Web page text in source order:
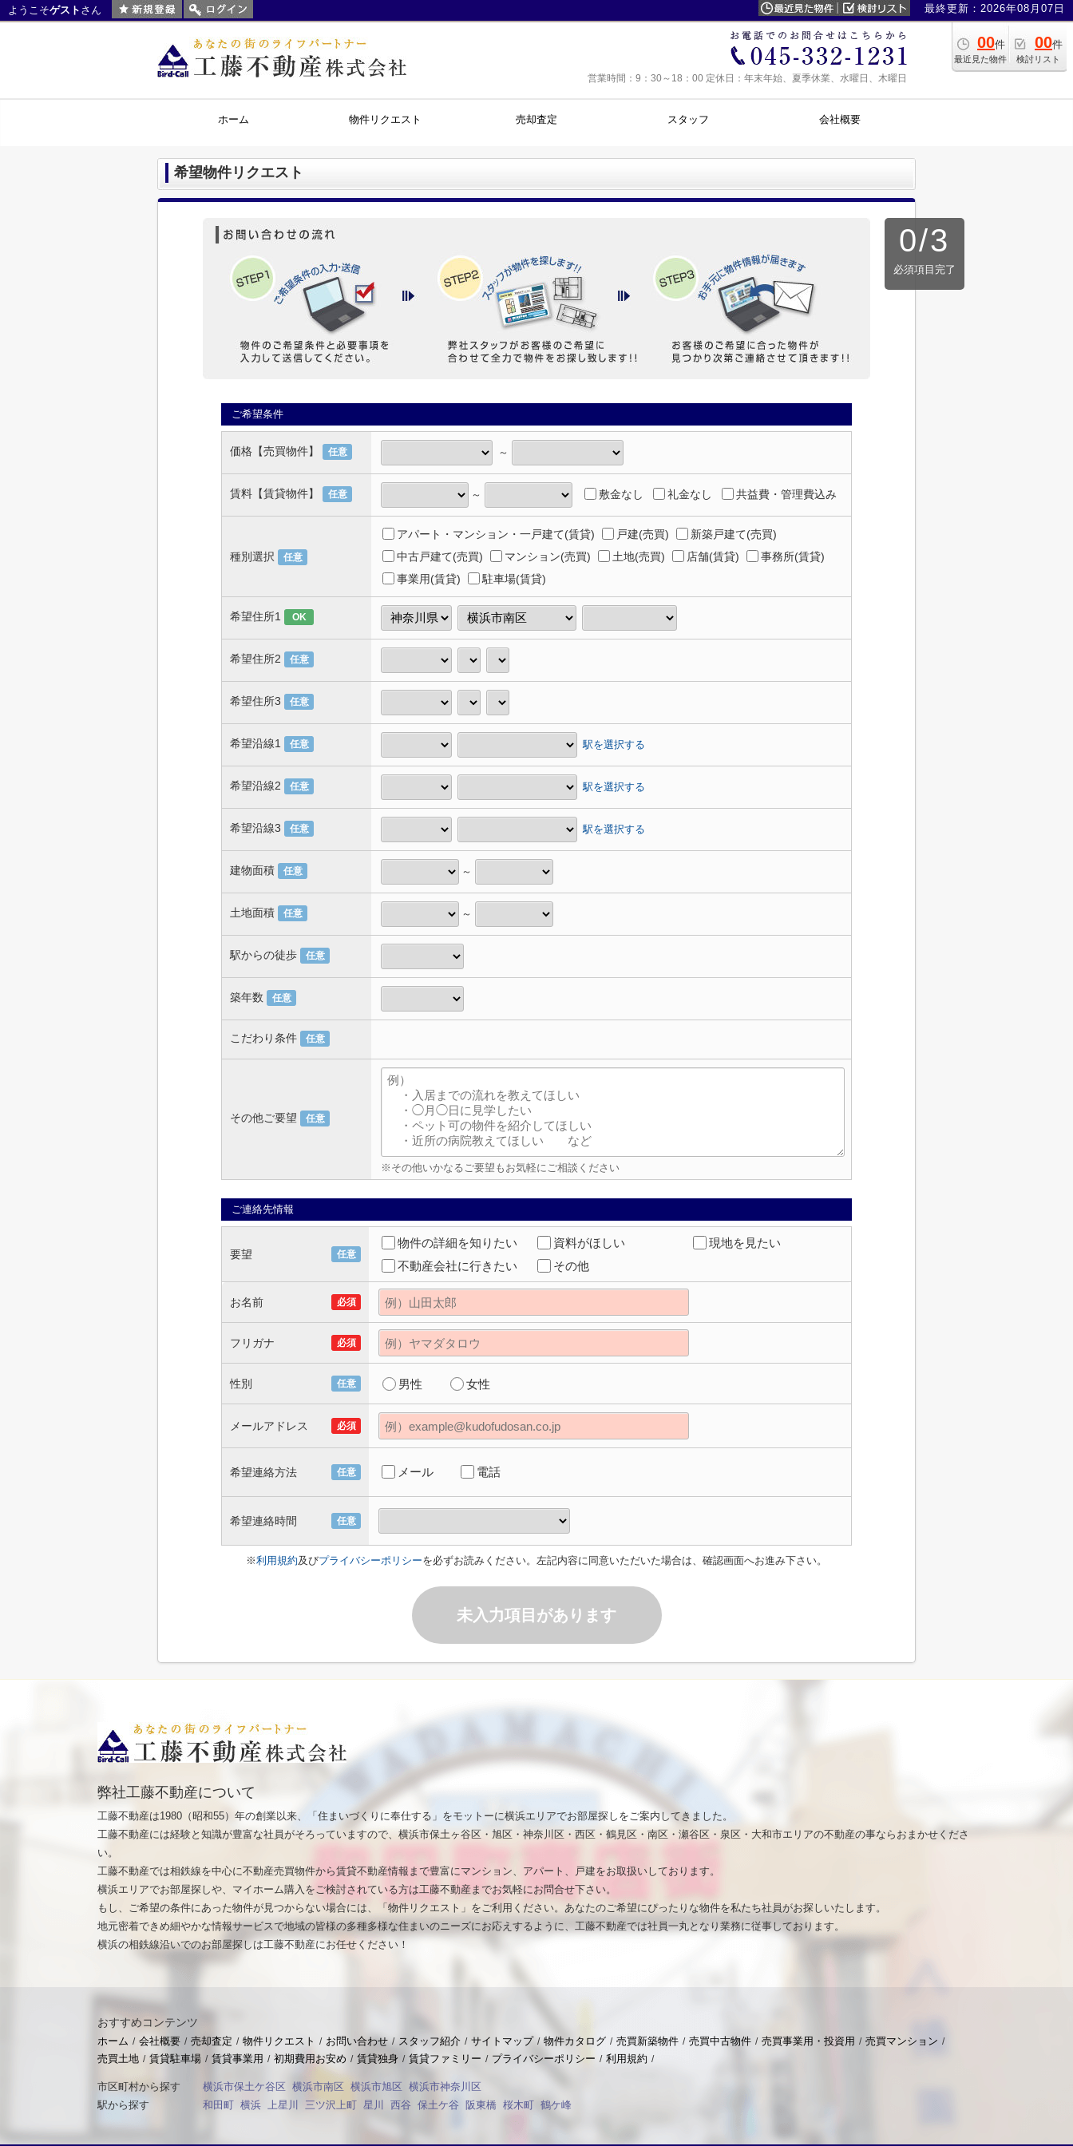
ようこそゲスト さん 最終更新：2026年08月07日
00件
最近見た物件
00件
検討リスト
営業時間：9：30～18：00 定休日：年末年始、夏季休業、水曜日、木曜日
ホーム 物件リクエスト 売却査定 スタッフ 会社概要
希望物件リクエスト
0/3
必須項目完了
ご希望条件
価格【売買物件】 任意 ～
賃料【賃貸物件】 任意 ～ 敷金なし 礼金なし 共益費・管理費込み
種別選択 任意
アパート・マンション・一戸建て(賃貸) 戸建(売買)
新築戸建て(売買)
中古戸建て(売買)
マンション(売買) 土地(売買) 店舗(賃貸)
事務所(賃貸)
事業用(賃貸)
駐車場(賃貸)
希望住所1 OK
希望住所2 任意
希望住所3 任意
希望沿線1 任意 駅を選択する
希望沿線2 任意 駅を選択する
希望沿線3 任意 駅を選択する
建物面積 任意 ～
土地面積 任意 ～
駅からの徒歩 任意
築年数 任意
こだわり条件 任意
その他ご要望 任意
※その他いかなるご要望もお気軽にご相談ください
ご連絡先情報
要望 任意
物件の詳細を知りたい 資料がほしい
現地を見たい
不動産会社に行きたい
その他
お名前 必須
フリガナ 必須
性別 任意 男性 女性
メールアドレス 必須
希望連絡方法 任意 メール 電話
希望連絡時間 任意
※利用規約及びプライバシーポリシーを必ずお読みください。左記内容に同意いただいた場合は、確認画面へお進み下さい。
未入力項目があります
弊社工藤不動産について
工藤不動産は1980（昭和55）年の創業以来、「住まいづくりに奉仕する」をモットーに横浜エリアでお部屋探しをご案内してきました。
工藤不動産には経験と知識が豊富な社員がそろっていますので、横浜市保土ヶ谷区・旭区・神奈川区・西区・鶴見区・南区・瀬谷区・泉区・大和市エリアの不動産の事ならおまかせくださ
い。
工藤不動産では相鉄線を中心に不動産売買物件から賃貸不動産情報まで豊富にマンション、アパート、戸建をお取扱いしております。
横浜エリアでお部屋探しや、マイホーム購入をご検討されている方は工藤不動産までお気軽にお問合せ下さい。
もし、ご希望の条件にあった物件が見つからない場合には、「物件リクエスト」をご利用ください。あなたのご希望にぴったりな物件を私たち社員がお探しいたします。
地元密着できめ細やかな情報サービスで地域の皆様の多種多様な住まいのニーズにお応えするように、工藤不動産では社員一丸となり業務に従事しております。
横浜の相鉄線沿いでのお部屋探しは工藤不動産にお任せください！
おすすめコンテンツ
ホーム 会社概要 売却査定 物件リクエスト お問い合わせ スタッフ紹介 サイトマップ 物件カタログ 売買新築物件 売買中古物件 売買事業用・投資用
売買マンション
売買土地
賃貸駐車場 賃貸事業用 初期費用お安め 賃貸独身 賃貸ファミリー プライバシーポリシー 利用規約
市区町村から探す 横浜市保土ケ谷区 横浜市南区 横浜市旭区 横浜市神奈川区
駅から探す
和田町 横浜 上星川 三ツ沢上町 星川 西谷 保土ケ谷 阪東橋 桜木町 鶴ケ峰